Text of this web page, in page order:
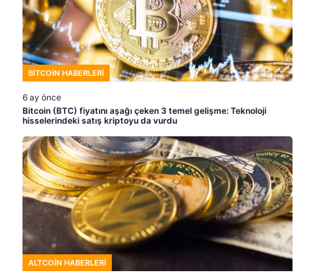
BITCOIN HABERLERI
6 ay önce
Bitcoin (BTC) fiyatını aşağı çeken 3 temel gelişme: Teknoloji
hisselerindeki satış kriptoyu da vurdu
ALTCOIN HABERLERI